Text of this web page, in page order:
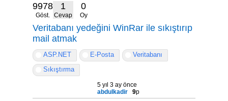
9978
Göst.
1
Cevap
0
Oy
Veritabanı yedeğini WinRar ile sıkıştırıp
mail atmak
ASP.NET E-Posta
Veritabanı
Sıkıştırma
5 yıl 3 ay önce
abdulkadir
9p